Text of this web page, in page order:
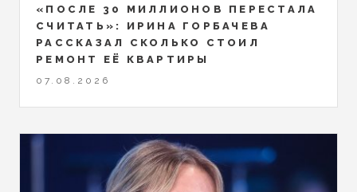
«ПОСЛЕ 30 МИЛЛИОНОВ ПЕРЕСТАЛА
СЧИТАТЬ»: ИРИНА ГОРБАЧЕВА
РАССКАЗАЛ СКОЛЬКО СТОИЛ
РЕМОНТ ЕЁ КВАРТИРЫ
07.08.2026